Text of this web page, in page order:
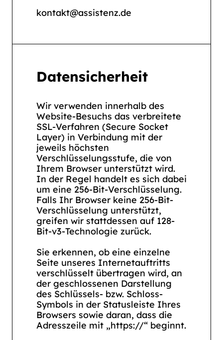
kontakt@assistenz.de
Datensicherheit
Wir verwenden innerhalb des
Website-Besuchs das verbreitete
SSL-Verfahren (Secure Socket
Layer) in Verbindung mit der
jeweils höchsten
Verschlüsselungsstufe, die von
Ihrem Browser unterstützt wird.
In der Regel handelt es sich dabei
um eine 256-Bit-Verschlüsselung.
Falls Ihr Browser keine 256-Bit-
Verschlüsselung unterstützt,
greifen wir stattdessen auf 128-
Bit-v3-Technologie zurück.
Sie erkennen, ob eine einzelne
Seite unseres Internetauftritts
verschlüsselt übertragen wird, an
der geschlossenen Darstellung
des Schlüssels- bzw. Schloss-
Symbols in der Statusleiste Ihres
Browsers sowie daran, dass die
Adresszeile mit „https://“ beginnt.